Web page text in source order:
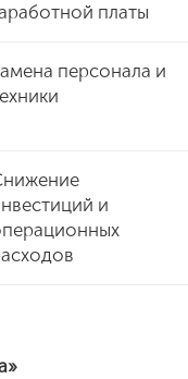
платы
персонала и
и